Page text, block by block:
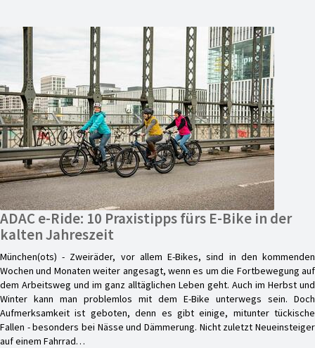
ADAC e-Ride: 10 Praxistipps fürs E-Bike in der
kalten Jahreszeit
München(ots) - Zweiräder, vor allem E-Bikes, sind in den kommenden
Wochen und Monaten weiter angesagt, wenn es um die Fortbewegung auf
dem Arbeitsweg und im ganz alltäglichen Leben geht. Auch im Herbst und
Winter kann man problemlos mit dem E-Bike unterwegs sein. Doch
Aufmerksamkeit ist geboten, denn es gibt einige, mitunter tückische
Fallen - besonders bei Nässe und Dämmerung. Nicht zuletzt Neueinsteiger
auf einem Fahrrad…